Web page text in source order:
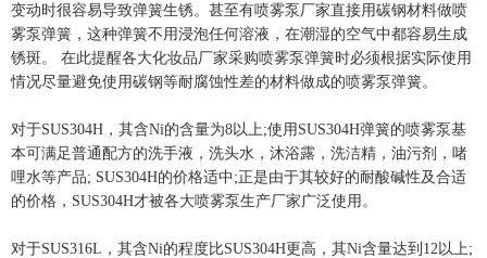
变动时很容易导致弹簧生锈。甚至有喷雾泵厂家直接用碳钢材料做喷
雾泵弹簧，这种弹簧不用浸泡任何溶液，在潮湿的空气中都容易生成
锈斑。 在此提醒各大化妆品厂家采购喷雾泵弹簧时必须根据实际使用
情况尽量避免使用碳钢等耐腐蚀性差的材料做成的喷雾泵弹簧。
对于SUS304H，其含Ni的含量为8以上;使用SUS304H弹簧的喷雾泵基
本可满足普通配方的洗手液，洗头水，沐浴露，洗洁精，油污剂，啫
哩水等产品; SUS304H的价格适中;正是由于其较好的耐酸碱性及合适
的价格，SUS304H才被各大喷雾泵生产厂家广泛使用。
对于SUS316L，其含Ni的程度比SUS304H更高，其Ni含量达到12以上;